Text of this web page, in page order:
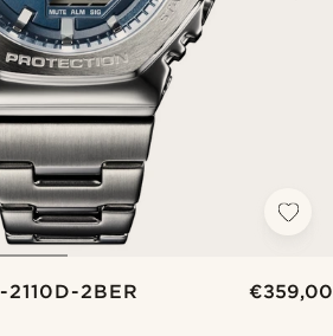
2BER €359,00